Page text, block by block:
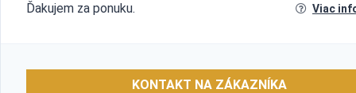
Ďakujem za ponuku. Viac
KONTAKT NA ZÁKAZNÍKA